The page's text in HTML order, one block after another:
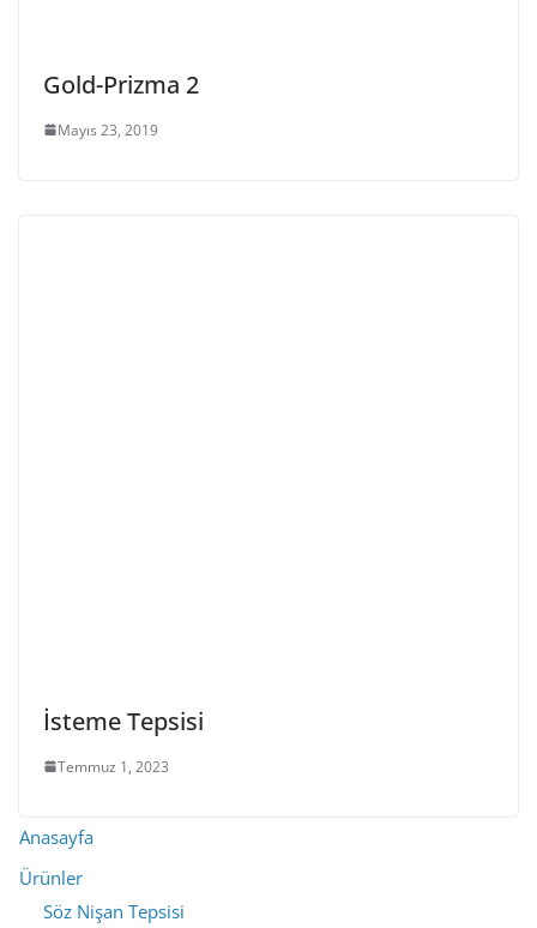
Gold-Prizma 2
Mayıs 23, 2019
İsteme Tepsisi
Temmuz 1, 2023
Anasayfa
Ürünler
Söz Nişan Tepsisi